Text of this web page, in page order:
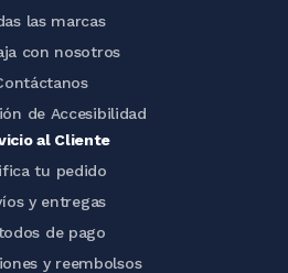
las marcas
con nosotros
de Accesibilidad
al Cliente
tu pedido
y entregas
de pago
y reembolsos